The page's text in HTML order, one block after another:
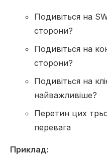
Подивіться на
сторони?
Подивіться на
сторони?
Подивіться на
найважливіше?
Перетин цих
перевага
Приклад: